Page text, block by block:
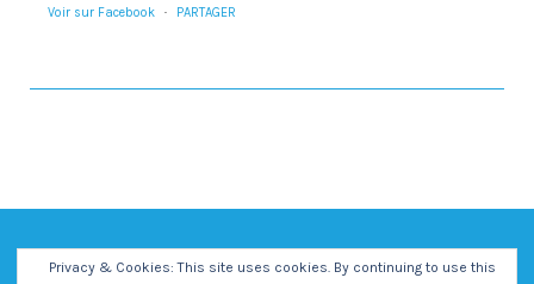
Voir sur Facebook · PARTAGER
Privacy & Cookies: This site uses cookies. By continuing to use this